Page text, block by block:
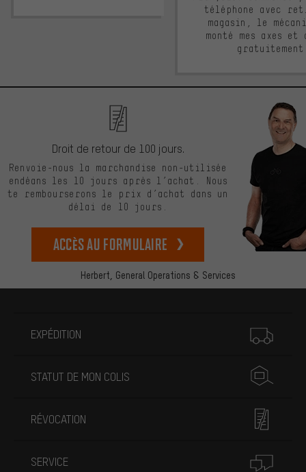
téléphone avec
magasin, le
monté mes axes et
Herbert, General Operations & Services
Droit de retour de 100 jours.
Renvoie-nous la marchandise non-utilisée
endéans les 10 jours après l’achat. Nous
te rembourserons le prix d’achat dans un
délai de 10 jours.
Accès au formulaire
EXPÉDITION
STATUT DE MON COLIS
RÉVOCATION
SERVICE